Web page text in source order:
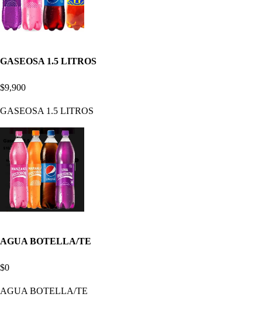
GASEOSA 1.5 LITROS
$9,900
GASEOSA 1.5 LITROS
AGUA BOTELLA/TE
$0
AGUA BOTELLA/TE